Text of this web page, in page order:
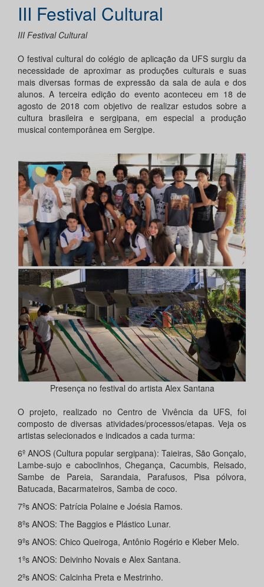
III Festival Cultural
III Festival Cultural
O festival cultural do colégio de aplicação da UFS surgiu da
necessidade de aproximar as produções culturais e suas
mais diversas formas de expressão da sala de aula e dos
alunos. A terceira edição do evento aconteceu em 18 de
agosto de 2018 com objetivo de realizar estudos sobre a
cultura brasileira e sergipana, em especial a produção
musical contemporânea em Sergipe.
Presença no festival do artista Alex Santana
O projeto, realizado no Centro de Vivência da UFS, foi
composto de diversas atividades/processos/etapas. Veja os
artistas selecionados e indicados a cada turma:
6º ANOS (Cultura popular sergipana): Taieiras, São Gonçalo,
Lambe-sujo e caboclinhos, Chegança, Cacumbis, Reisado,
Sambe de Pareia, Sarandaia, Parafusos, Pisa pólvora,
Batucada, Bacarmateiros, Samba de coco.
7ºs ANOS: Patrícia Polaine e Joésia Ramos.
8ºs ANOS: The Baggios e Plástico Lunar.
9ºs ANOS: Chico Queiroga, Antônio Rogério e Kleber Melo.
1ºs ANOS: Deivinho Novais e Alex Santana.
2ºs ANOS: Calcinha Preta e Mestrinho.